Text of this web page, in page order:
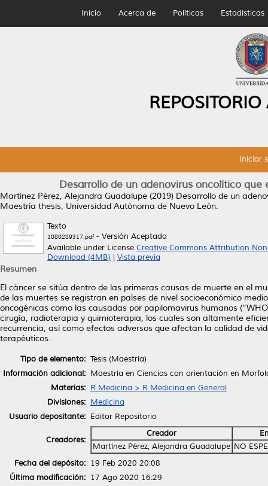
Inicio Acerca de Políticas Estadísticas
Iniciar
Desarrollo de un adenovirus oncolítico
Martínez Pérez, Alejandra Guadalupe (2019) Desarrollo de un
Maestría thesis, Universidad Autónoma de Nuevo León.
Texto
1080289317.pdf- Versión Aceptada
Available under License Creative Commons Attribution
Download (4MB)
Vista previa
Resumen
El cáncer se sitúa dentro de las primeras causas de muerte en el
de las muertes se registran en países de nivel socioeconómico
oncogénicas como las causadas por papilomavirus humanos
cirugía, radioterapia y quimioterapia, los cuales son altamente
recurrencia, así como efectos adversos que afectan la calidad de
terapéuticos.
Tipo de elemento: Tesis (Maestría)
Información adicional: Maestría en Ciencias con orientación en
Materias: R Medicina > R Medicina en General
Divisiones: Medicina
Usuario depositante: Editor Repositorio
Creadores:
Creador
Martínez Pérez, Alejandra Guadalupe NO
Fecha del depósito: 19 Feb 2020 20:08
Última modificación: 17 Ago 2020 16:29